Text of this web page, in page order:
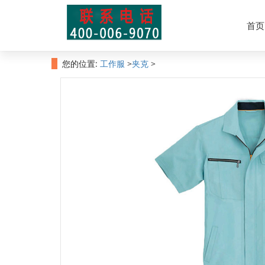
北京五洲之星服装有限公司专业从事高档西装、卫衣、冲锋衣、Polo
首页
您的位置: 工作服 >夹克 >